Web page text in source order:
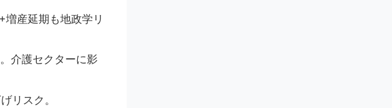
産延期も地政学リ
介護セクターに影
リスク。